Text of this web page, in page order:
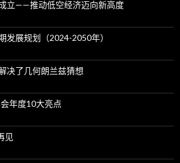
立——推动低空经济迈向新高度
发展规划（2024-2050年）
决了几何朗兰兹猜想
年度10大亮点
见